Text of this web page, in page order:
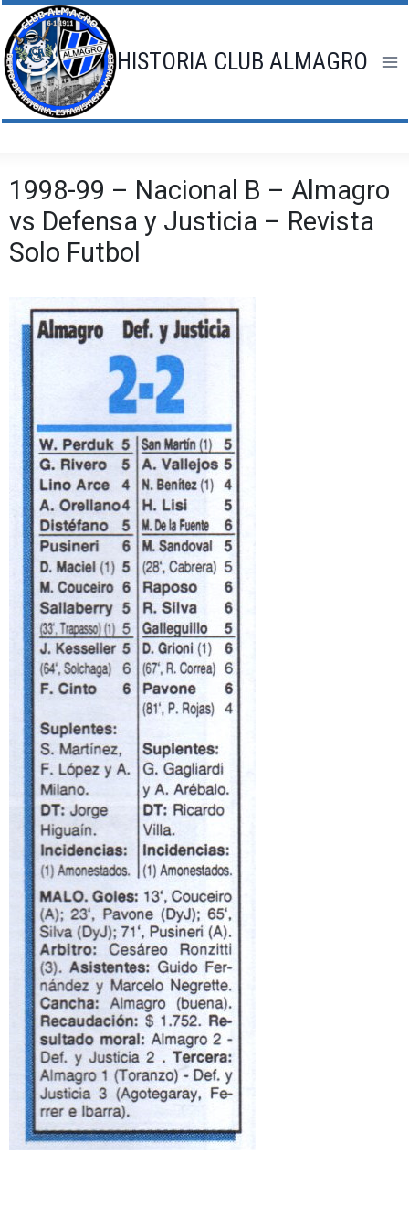
Saltar
al
contenido
HISTORIA CLUB ALMAGRO
1998-99 – Nacional B – Almagro
vs Defensa y Justicia – Revista
Solo Futbol